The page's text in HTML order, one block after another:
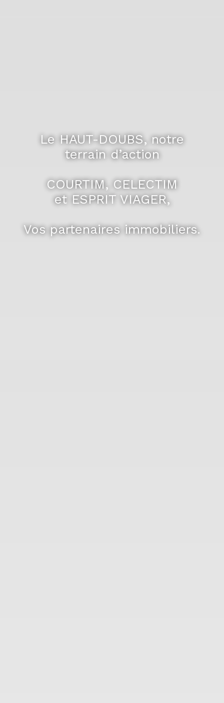
Le HAUT-DOUBS, notre
terrain d’action
COURTIM, CELECTIM
et ESPRIT VIAGER,
Vos partenaires immobiliers.